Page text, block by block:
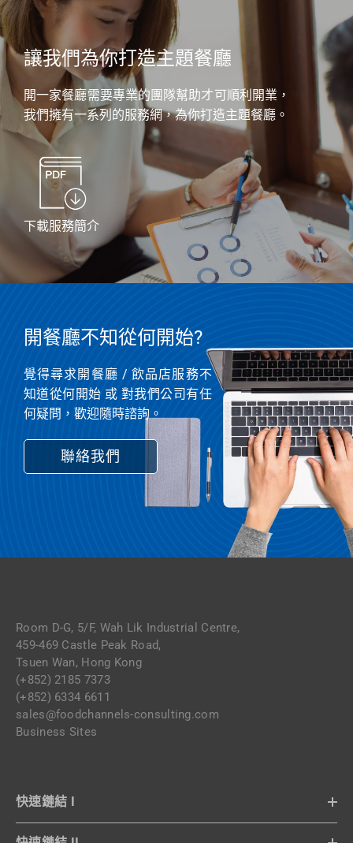
讓我們為你打造主題餐廳
開一家餐廳需要專業的團隊幫助才可順利開業，
我們擁有一系列的服務網，為你打造主題餐廳。
下載服務簡介
開餐廳不知從何開始?
覺得尋求開餐廳 / 飲品店服務不
知道從何開始 或 對我們公司有任
何疑問，歡迎隨時諮詢。
聯絡我們
Room D-G, 5/F, Wah Lik Industrial Centre,
459-469 Castle Peak Road,
Tsuen Wan, Hong Kong
(+852) 2185 7373
(+852) 6334 6611
sales@foodchannels-consulting.com
Business Sites
快速鏈結 I